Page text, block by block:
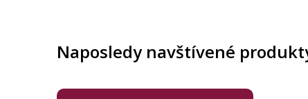
Naposledy navštívené